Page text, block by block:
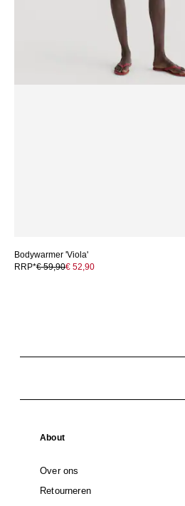
Bodywarmer 'Viola'
RRP*€ 59,90€ 52,90
About
Over ons
Retourneren